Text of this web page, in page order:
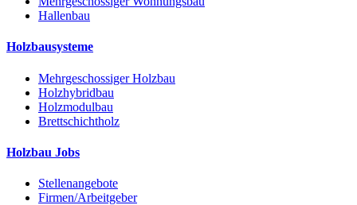
Hallenbau
Holzbausysteme
Mehrgeschossiger Holzbau
Holzhybridbau
Holzmodulbau
Brettschichtholz
Holzbau Jobs
Stellenangebote
Firmen/Arbeitgeber